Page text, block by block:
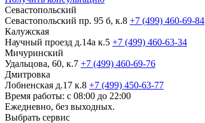
Севастопольский
Севастопольский пр. 95 б, к.8 +7 (499) 460-69-84
Калужская
Научный проезд д.14а к.5 +7 (499) 460-63-34
Мичуринский
Удальцова, 60, к.7 +7 (499) 460-69-76
Дмитровка
Лобненская д.17 к.8 +7 (499) 450-63-77
Время работы: с 08:00 до 22:00
Ежедневно, без выходных.
Выбрать сервис